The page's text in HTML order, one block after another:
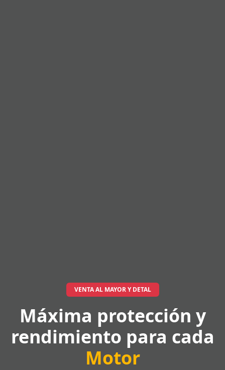
VENTA AL MAYOR Y DETAL
Máxima protección y
rendimiento para cada
Motor